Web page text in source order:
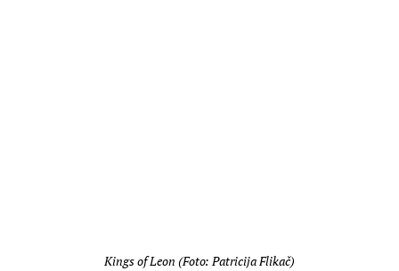
Kings of Leon (Foto: Patricija Flikač)